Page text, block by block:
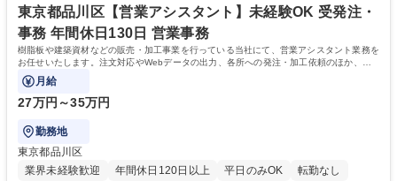
東京都品川区【営業アシスタント】未経験OK 受発注・
事務 年間休日130日 営業事務
樹脂板や建築資材などの販売・加工事業を行っている当社にて、営業アシスタント業務を
お任せいたします。注文対応やWebデータの出力、各所への発注・加工依頼のほか、電
話・メール対応等の事務業務を担当します。
月給
27万円～35万円
勤務地
東京都品川区
業界未経験歓迎
年間休日120日以上 平日のみOK
転勤なし